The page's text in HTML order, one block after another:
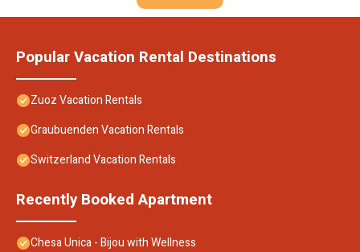
Popular Vacation Rental Destinations
Zuoz Vacation Rentals
Graubuenden Vacation Rentals
Switzerland Vacation Rentals
Recently Booked Apartment
Chesa Unica - Bijou with Wellness